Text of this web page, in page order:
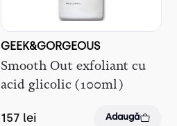
GEEK&GORGEOUS
Smooth Out exfoliant cu
acid glicolic (100ml)
157 lei Adaugă